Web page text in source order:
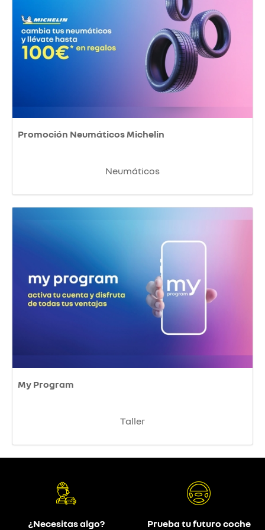
Promoción Neumáticos Michelin
Neumáticos
My Program
Taller
¿Necesitas algo?
Prueba tu futuro coche